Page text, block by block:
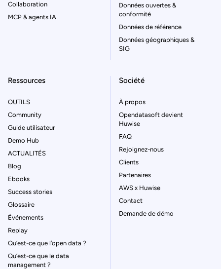
Collaboration
MCP & agents IA
Données ouvertes &
conformité
Données de référence
Données géographiques &
SIG
Ressources
OUTILS
Community
Guide utilisateur
Demo Hub
ACTUALITÉS
Blog
Ebooks
Success stories
Glossaire
Événements
Replay
Qu’est-ce que l’open data ?
Qu’est-ce que le data
management ?
Société
À propos
Opendatasoft devient
Huwise
FAQ
Rejoignez-nous
Clients
Partenaires
AWS x Huwise
Contact
Demande de démo